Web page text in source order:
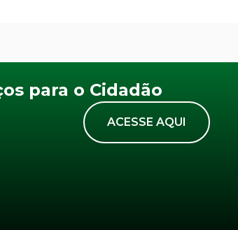
para o Cidadão
ACESSE AQUI